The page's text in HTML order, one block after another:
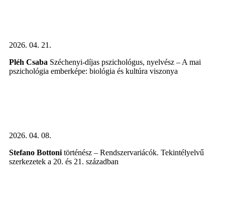
2026. 04. 21.
Pléh Csaba Széchenyi-díjas pszichológus, nyelvész – A mai
pszichológia emberképe: biológia és kultúra viszonya
2026. 04. 08.
Stefano Bottoni történész – Rendszervariácók. Tekintélyelvű
szerkezetek a 20. és 21. században